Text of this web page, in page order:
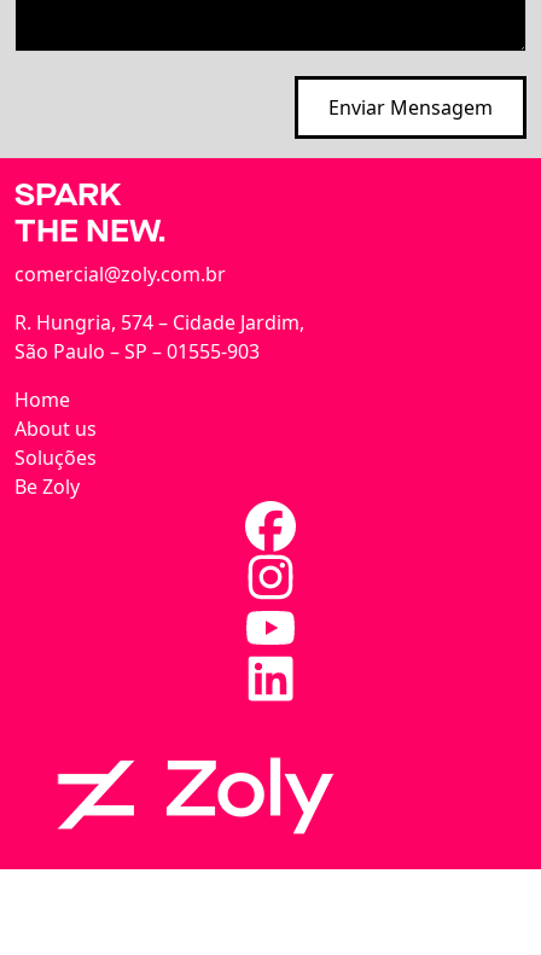
SPARK
THE NEW.
comercial@zoly.com.br
R. Hungria, 574 – Cidade Jardim,
São Paulo – SP – 01555-903
Home
About us
Soluções
Be Zoly